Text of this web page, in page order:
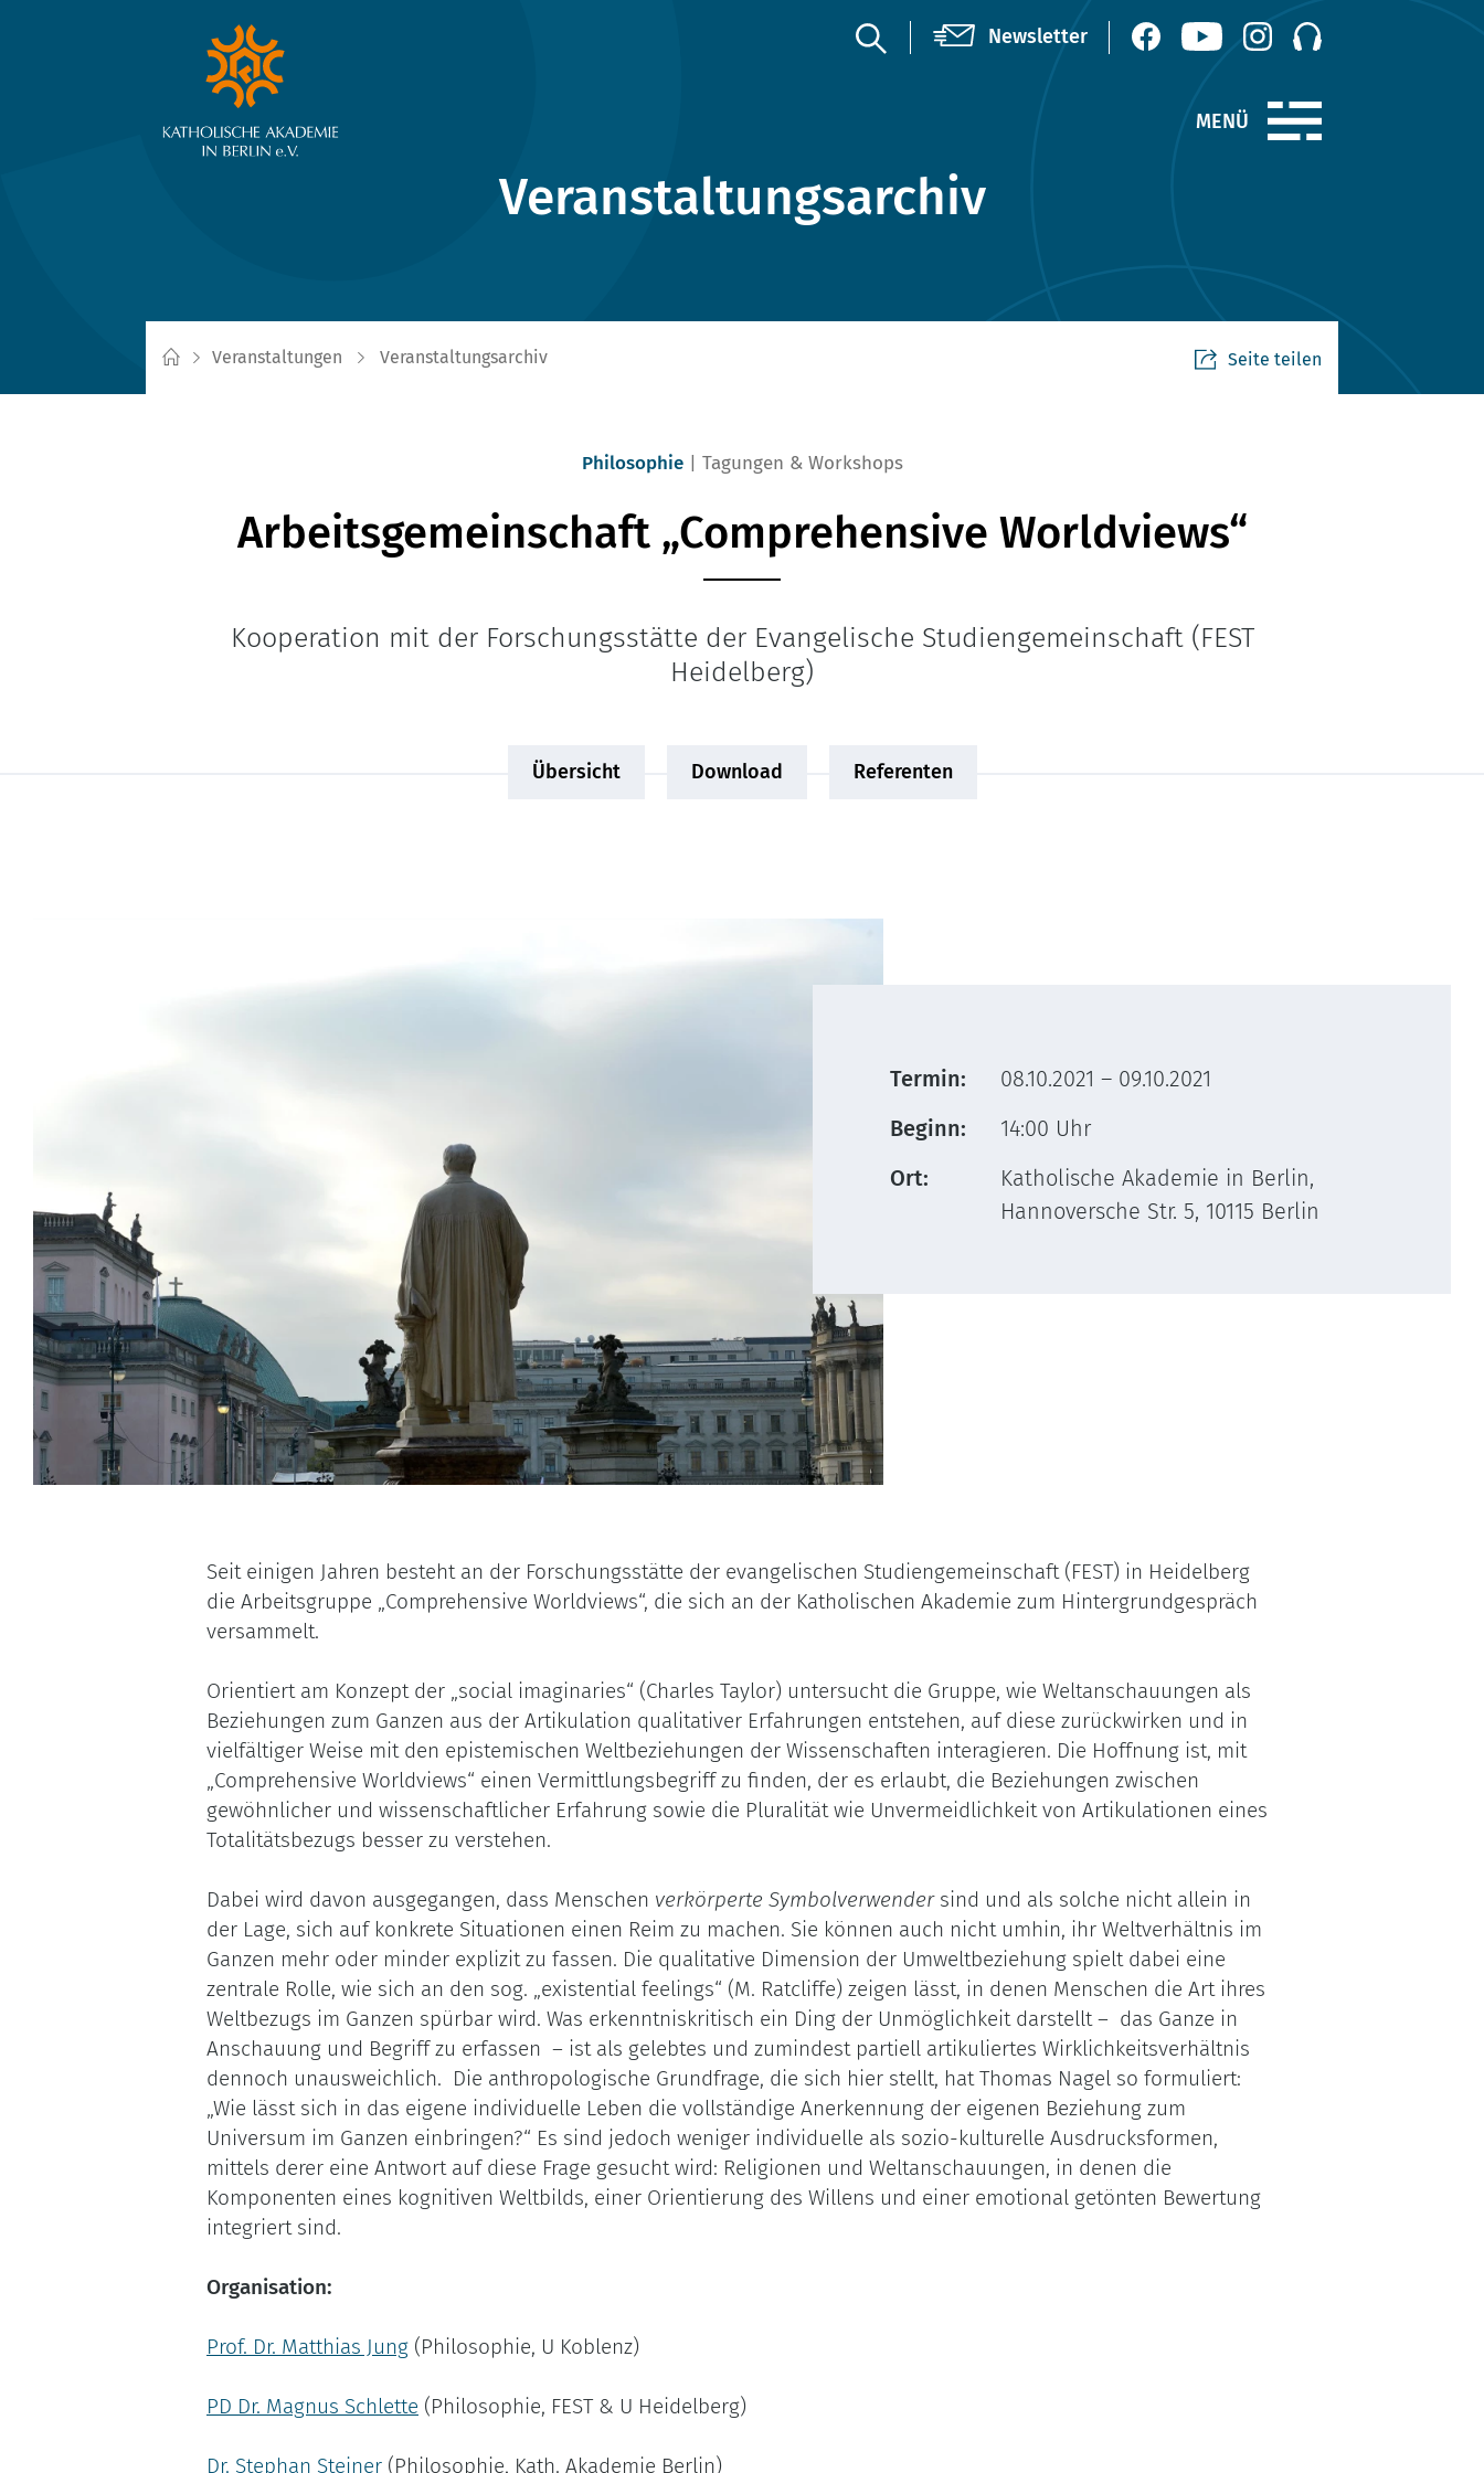
Veranstaltungsarchiv
Veranstaltungen Veranstaltungsarchiv Seite teilen
Philosophie Tagungen & Workshops
Arbeitsgemeinschaft „Comprehensive Worldviews“
Kooperation mit der Forschungsstätte der Evangelische Studiengemeinschaft (FEST
Heidelberg)
Übersicht Download Referenten
Termin:
08.10.2021 – 09.10.2021
Beginn:
14:00 Uhr
Ort:
Katholische Akademie in Berlin,
Hannoversche Str. 5, 10115 Berlin
Seit einigen Jahren besteht an der Forschungsstätte der evangelischen Studiengemeinschaft (FEST) in Heidelberg
die Arbeitsgruppe „Comprehensive Worldviews“, die sich an der Katholischen Akademie zum Hintergrundgespräch
versammelt.
Orientiert am Konzept der „social imaginaries“ (Charles Taylor) untersucht die Gruppe, wie Weltanschauungen als
Beziehungen zum Ganzen aus der Artikulation qualitativer Erfahrungen entstehen, auf diese zurückwirken und in
vielfältiger Weise mit den epistemischen Weltbeziehungen der Wissenschaften interagieren. Die Hoffnung ist, mit
„Comprehensive Worldviews“ einen Vermittlungsbegriff zu finden, der es erlaubt, die Beziehungen zwischen
gewöhnlicher und wissenschaftlicher Erfahrung sowie die Pluralität wie Unvermeidlichkeit von Artikulationen eines
Totalitätsbezugs besser zu verstehen.
Dabei wird davon ausgegangen, dass Menschen verkörperte Symbolverwender sind und als solche nicht allein in
der Lage, sich auf konkrete Situationen einen Reim zu machen. Sie können auch nicht umhin, ihr Weltverhältnis im
Ganzen mehr oder minder explizit zu fassen. Die qualitative Dimension der Umweltbeziehung spielt dabei eine
zentrale Rolle, wie sich an den sog. „existential feelings“ (M. Ratcliffe) zeigen lässt, in denen Menschen die Art ihres
Weltbezugs im Ganzen spürbar wird. Was erkenntniskritisch ein Ding der Unmöglichkeit darstellt – das Ganze in
Anschauung und Begriff zu erfassen – ist als gelebtes und zumindest partiell artikuliertes Wirklichkeits­verhältnis
dennoch unausweichlich. Die anthropologische Grundfrage, die sich hier stellt, hat Thomas Nagel so formuliert:
„Wie lässt sich in das eigene individuelle Leben die vollständige Anerken­nung der eigenen Beziehung zum
Universum im Ganzen einbrin­gen?“ Es sind jedoch weniger individuelle als sozio-kulturelle Ausdrucksformen,
mittels derer eine Antwort auf diese Frage gesucht wird: Religionen und Weltanschauungen, in denen die
Komponenten eines kognitiven Weltbilds, einer Orientierung des Willens und einer emotional getönten Bewertung
integriert sind.
Organisation:
Prof. Dr. Matthias Jung (Philosophie, U Koblenz)
PD Dr. Magnus Schlette (Philosophie, FEST & U Heidelberg)
Dr. Stephan Steiner (Philosophie, Kath. Akademie Berlin)